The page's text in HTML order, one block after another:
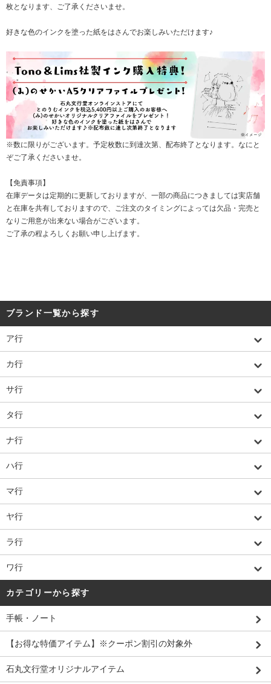
枚となります、ご了承くださいませ。
好きな色のインクを塗った紙をはさんでお楽しみいただけます♪
※数に限りがございます。予定枚数に到達次第、配布終了となります。なにと
ぞご了承くださいませ。
【免責事項】
在庫データは定期的に更新しておりますが、一部の商品につきましては実店舗
と在庫を共有しておりますので、ご注文のタイミングによっては欠品・完売と
なりご用意が出来ない場合がございます。
ご了承の程よろしくお願い申し上げます。
ブランド一覧から探す
ア行
カ行
サ行
タ行
ナ行
ハ行
マ行
ヤ行
ラ行
ワ行
カテゴリーから探す
手帳・ノート
【お得な特価アイテム】※クーポン割引の対象外
石丸文行堂オリジナルアイテム